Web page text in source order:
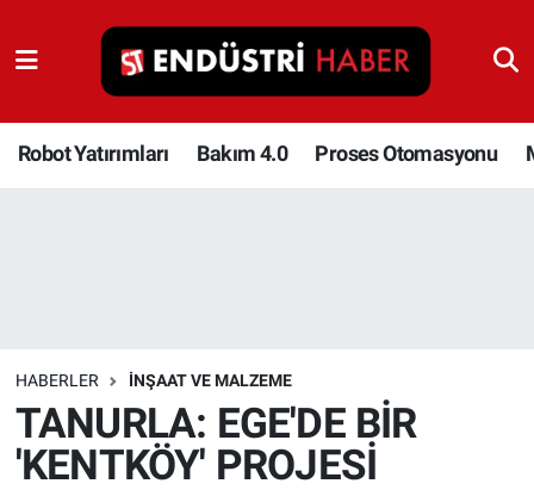
Robot Yatırımları Bakım 4.0 Proses Otomasyonu
HABERLER İNŞAAT VE MALZEME
TANURLA: EGE'DE BİR
'KENTKÖY' PROJESİ
Robot Yatırımları
Bakım 4.0
Depolama Çözümleri
İnşaat ve Malzeme